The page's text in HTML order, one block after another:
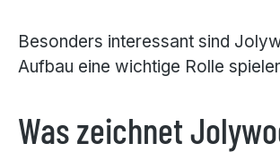
Besonders interessant sind
Aufbau eine wichtige Rolle
Was zeichnet